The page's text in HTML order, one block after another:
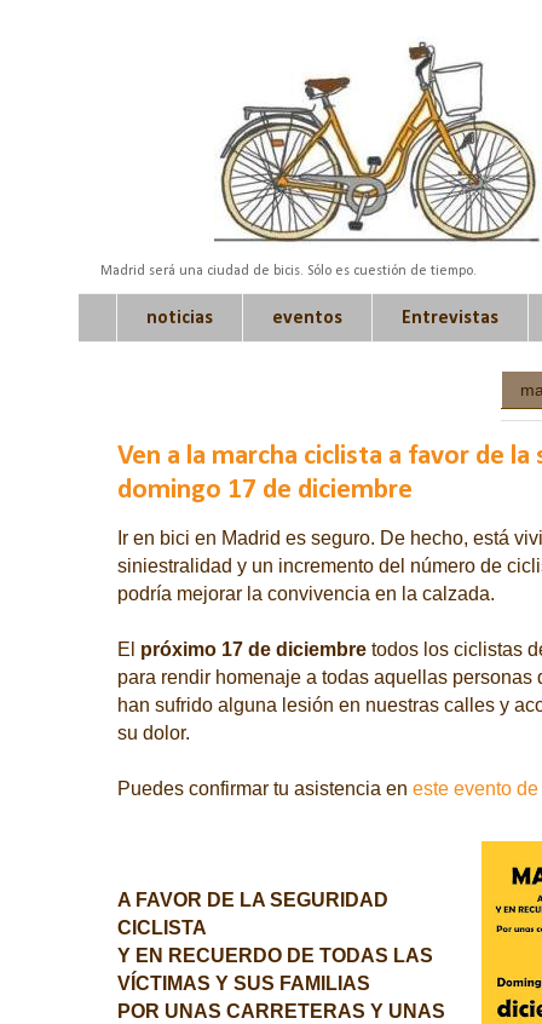
Madrid será una ciudad de bicis. Sólo es cuestión de tiempo.
noticias eventos Entrevistas
Ven a la marcha ciclista a favor de la
domingo 17 de diciembre
Ir en bici en Madrid es seguro. De hecho, está
siniestralidad y un incremento del número de
podría mejorar la convivencia en la calzada.
El próximo 17 de diciembre todos los ciclistas
para rendir homenaje a todas aquellas personas
han sufrido alguna lesión en nuestras calles y
su dolor.
Puedes confirmar tu asistencia en este evento
A FAVOR DE LA SEGURIDAD
CICLISTA
Y EN RECUERDO DE TODAS LAS
VÍCTIMAS Y SUS FAMILIAS
POR UNAS CARRETERAS Y UNAS